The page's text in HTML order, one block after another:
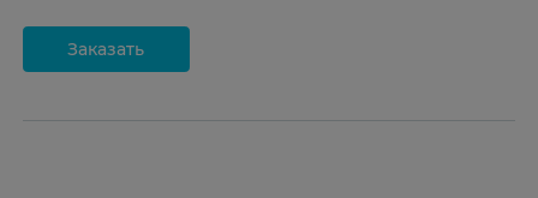
Заказать